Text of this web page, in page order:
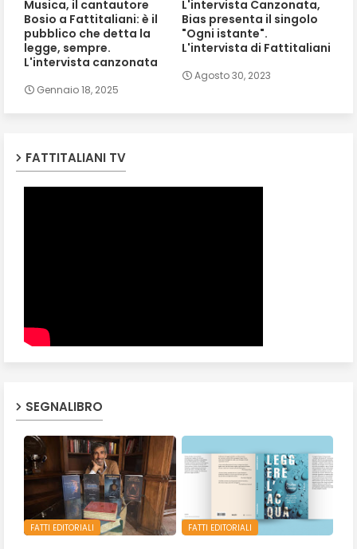
Musica, il cantautore
Bosio a Fattitaliani: è il
pubblico che detta la
legge, sempre.
L'intervista canzonata
Gennaio 18, 2025
L'intervista Canzonata,
Bias presenta il singolo
"Ogni istante".
L'intervista di Fattitaliani
Agosto 30, 2023
FATTITALIANI TV
SEGNALIBRO
FATTI EDITORIALI FATTI EDITORIALI